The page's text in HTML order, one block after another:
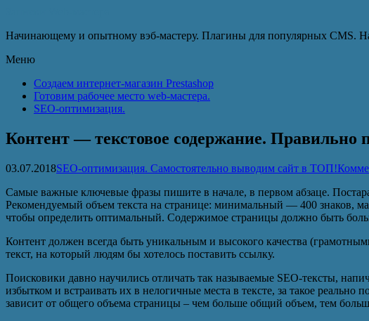
Начинающему и опытному вэб-мастеру. Плагины для популярных CMS.
Меню
Создаем интернет-магазин Prestashop
Готовим рабочее место web-мастера.
SEO-оптимизация.
Контент — текстовое содержание. Правильно
03.07.2018SEO-оптимизация. Самостоятельно выводим сайт в ТОП!
Самые важные ключевые фразы пишите в начале, в первом абзаце.
Рекомендуемый объем текста на странице: минимальный — 400 знаков,
чтобы определить оптимальный. Содержимое страницы должно быть
Контент должен всегда быть уникальным и высокого качества
текст, на который людям бы хотелось поставить ссылку.
Поисковики давно научились отличать так называемые SEO-тексты,
избытком и встраивать их в нелогичные места в тексте, за такое
зависит от общего объема страницы – чем больше общий объем, тем